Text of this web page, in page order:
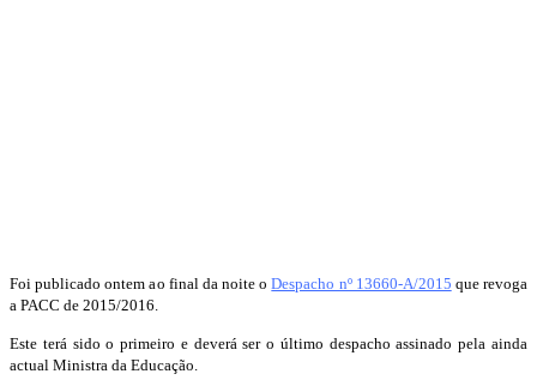
Foi publicado ontem ao final da noite oDespacho nº 13660-A/2015 que revoga
a PACC de 2015/2016.
Este terá sido o primeiro e deverá ser o último despacho assinado pela ainda
actual Ministra da Educação.